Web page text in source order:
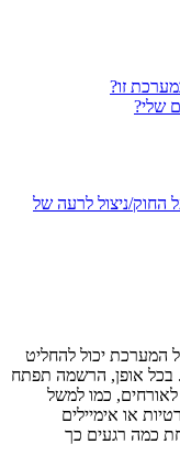
זו?
שלי?
החוק/ניצול לרעה של
יכול להחליט
בכל אופן, הרשמה תפתח
לאורחים, כמו למשל
או אימיילים
כמה רגעים כך